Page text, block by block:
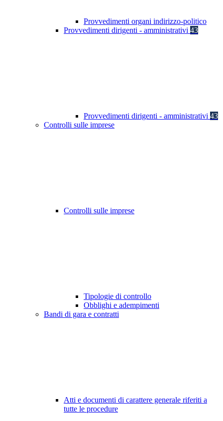
Provvedimenti organi indirizzo-politico
Provvedimenti dirigenti - amministrativi 43
Provvedimenti dirigenti - amministrativi 43
Controlli sulle imprese
Controlli sulle imprese
Tipologie di controllo
Obblighi e adempimenti
Bandi di gara e contratti
Atti e documenti di carattere generale riferiti a
tutte le procedure